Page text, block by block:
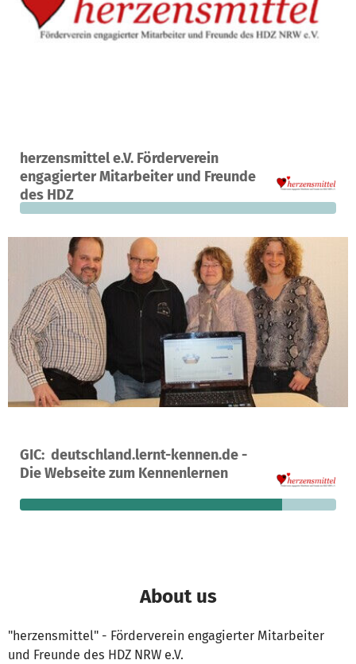
herzensmittel e.V. Förderverein
engagierter Mitarbeiter und Freunde
des HDZ
A project in Bad Oeynhausen, Germany
0
donations
0%
still needed
GIC: deutschland.lernt-kennen.de -
Die Webseite zum Kennenlernen
A project in Bad Oeynhausen, Germany
1 83%
still needed
About us
"herzensmittel" - Förderverein engagierter Mitarbeiter
und Freunde des HDZ NRW e.V.